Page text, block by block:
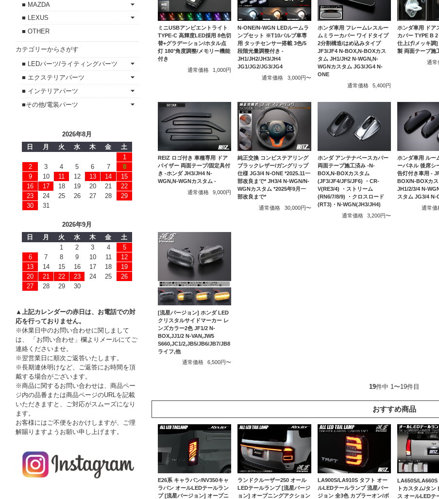
ミニUSBアンビエントライト
TYPE-C 高輝度LED採用 8色切
替+グラデーション/ホタル点
灯 180°角度調整/メモリー機能
付き
通常価格
1,000円
N-ONE/N-WGN LEDルームラ
ンプセット ※T10バルブ車専
用 タッチセンサー搭載 3色/5
段階光量調整付き -
JH1/JH2/JH3/JH4
JG1/JG2/JG3/JG4
通常価格
3,000円〜
ホンダ車用 フレームレスルー
ムミラーカバー ワイドタイプ
2分割構造/はめ込みタイプ
JF3/JF4 N-BOX,N-BOXカス
タム JH1/JH2 N-WGN,N-
WGNカスタム JG3/JG4 N-
ONE
通常価格
5,400円
ホンダ車用 ドア
カバー TYPE B
仕上げ/メッキ調]
製 両面テープ施
通常
REIZ ロゴ付き 車種専用 ドア
バイザー 両面テープ/固定具付
き -ホンダ JH3/JH4 N-
WGN,N-WGNカスタム -
通常価格
9,000円
純正交換 コンビステアリング
ブラックレザー/ガングリップ
仕様 JG3/4 N-ONE *2025.11一
部改良まで* JH3/4 N-WGN/N-
WGNカスタム *2025年9月一
部改良まで*
通常価格
30,000円〜
ホンダ アンテナベースカバー
両面テープ施工済み -N-
BOX,N-BOXカスタム
(JF3/JF4/JF5/JF6) ・CR-
V(RE3/4) ・ストリーム
(RN6/7/8/9) ・クロスロード
(RT3)・N-WGN(JH3/JH4)
通常価格
3,200円〜
ホンダ車用 ルー
ーパネル 後席シ
告灯付き車用 -
BOX/N-BOXカス
JH1/2/3/4 N-
スタム JG3/4 N-
通常価
[流星バージョン] ホンダ LED
クリスタルサイドマーカー レ
ンズカラー2色 JF1/2 N-
BOX,JJ1/2 N-VAN,JW5
S660,JC1/2,JB5/JB6/JB7/JB8
ライフ,他
通常価格
6,500円〜
19件中 1〜19件目
おすすめ商品
E26系 キャラバン/NV350キャ
ラバン オールLEDテールラン
プ [流星バージョン] オープニ
ランドクルーザー250 オール
LEDテールランプ [流星バージ
ョン] オープニングアクション
LA900S/LA910S タフト オー
ルLEDテールランプ 流星バー
ジョン 全3色 カプラーオン/ボ
LA650S/LA660S
トカスタム/タン
ス オールLEDテ
■ MAZDA
■ LEXUS
■ OTHER
カテゴリーからさがす
■ LEDパーツ/ライティングパーツ
■ エクステリアパーツ
■ インテリアパーツ
■その他/電装パーツ
2026年8月
日
月 火 水 木 金
土
1
2
3 4 5 6 7
8
9
10 11 12 13 14
15
16
17 18 19 20 21
22
23
24 25 26 27 28
29
30
31
2026年9月
日
月 火 水 木 金
土
1
2 3 4
5
6
7 8 9 10 11
12
13
14 15 16 17 18
19
20
21 22 23 24 25
26
27
28 29 30
▲上記カレンダーの赤日は、お電話での対
応を行っておりません。
※休業日中のお問い合わせに関しまして
は、 「お問い合わせ」欄よりメールにてご
連絡くださいませ。
※翌営業日に順次ご返答いたします。
※長期連休明けなど、ご返答にお時間を頂
戴する場合がございます。
※商品に関するお問い合わせは、商品ペー
ジ内の品番または商品ページのURLを記載
いただきますと、ご対応がスムーズになり
ます。
お客様にはご不便をおかけしますが、ご理
解賜りますようお願い申し上げます。